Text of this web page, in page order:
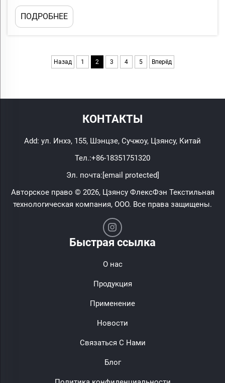
вопросе внедрения экологически
ответственных практик, поскольку потребители
всё чаще учитывают критерий устойчивости
подбор тканей стал ключевой стратегией...
ПОДРОБНЕЕ
Назад 1 2 3 4 5 Вперёд
КОНТАКТЫ
Add: ул. Инхэ, 155, Шэнцзе, Сучжоу, Цзянсу, Китай
Тел.:+86-18351751320
Эл. почта:[email protected]
Авторское право © 2026, Цзянсу ФлексФэн Текстильная
технологическая компания, ООО. Все права защищены.
Быстрая ссылка
О нас
Продукция
Применение
Новости
Связаться С Нами
Блог